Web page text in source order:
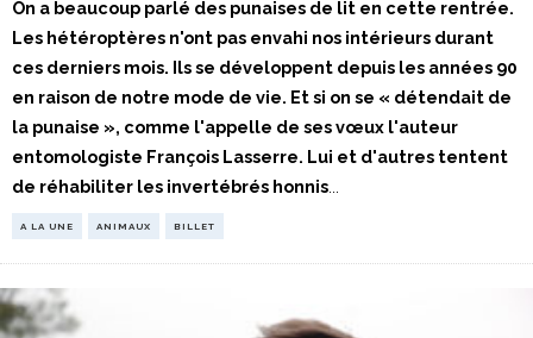
On a beaucoup parlé des punaises de lit en cette rentrée.
Les hétéroptères n'ont pas envahi nos intérieurs durant
ces derniers mois. Ils se développent depuis les années 90
en raison de notre mode de vie. Et si on se « détendait de
la punaise », comme l'appelle de ses vœux l'auteur
entomologiste François Lasserre. Lui et d'autres tentent
de réhabiliter les invertébrés honnis
A LA UNE ANIMAUX BILLET